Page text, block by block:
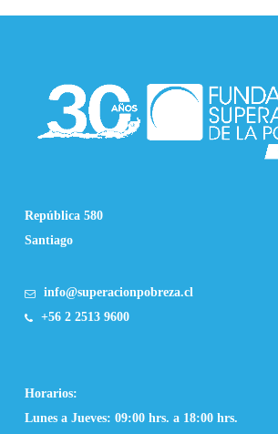
República 580
Santiago
info@superacionpobreza.cl
+56 2 2513 9600
Horarios:
Lunes a Jueves: 09:00 hrs. a 18:00 hrs.